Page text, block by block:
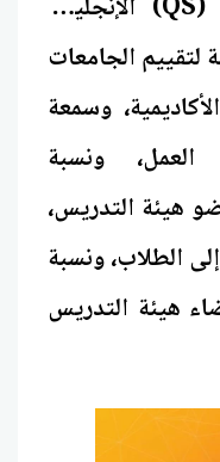
الجدير بالذكر، أن تصنيف (QS) الإنجليزي
لتقييم الجامعات
وسمعة
ونسبة
هيئة التدريس،
الطلاب، ونسبة
هيئة التدريس